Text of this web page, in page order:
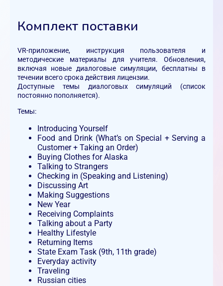
Комплект поставки
VR-приложение, инструкция пользователя и
методические материалы для учителя. Обновления,
включая новые диалоговые симуляции, бесплатны в
течении всего срока действия лицензии.
Доступные темы диалоговых симуляций (список
постоянно пополняется).
Темы:
Introducing Yourself
Food and Drink (What’s on Special + Serving a
Customer + Taking an Order)
Buying Clothes for Alaska
Talking to Strangers
Checking in (Speaking and Listening)
Discussing Art
Making Suggestions
New Year
Receiving Complaints
Talking about a Party
Healthy Lifestyle
Returning Items
State Exam Task (9th, 11th grade)
Everyday activity
Traveling
Russian cities